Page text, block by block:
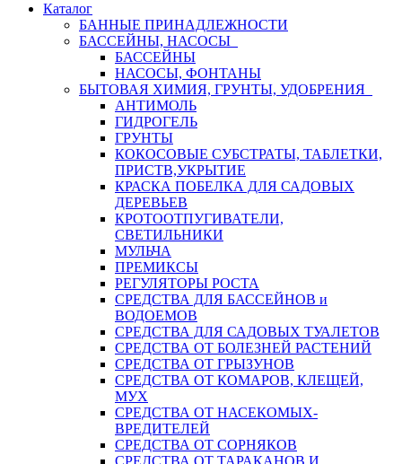
Каталог
БАННЫЕ ПРИНАДЛЕЖНОСТИ
БАССЕЙНЫ, НАСОСЫ
БАССЕЙНЫ
НАСОСЫ, ФОНТАНЫ
БЫТОВАЯ ХИМИЯ, ГРУНТЫ, УДОБРЕНИЯ
АНТИМОЛЬ
ГИДРОГЕЛЬ
ГРУНТЫ
КОКОСОВЫЕ СУБСТРАТЫ, ТАБЛЕТКИ,
ПРИСТВ,УКРЫТИЕ
КРАСКА ПОБЕЛКА ДЛЯ САДОВЫХ
ДЕРЕВЬЕВ
КРОТООТПУГИВАТЕЛИ,
СВЕТИЛЬНИКИ
МУЛЬЧА
ПРЕМИКСЫ
РЕГУЛЯТОРЫ РОСТА
СРЕДСТВА ДЛЯ БАССЕЙНОВ и
ВОДОЕМОВ
СРЕДСТВА ДЛЯ САДОВЫХ ТУАЛЕТОВ
СРЕДСТВА ОТ БОЛЕЗНЕЙ РАСТЕНИЙ
СРЕДСТВА ОТ ГРЫЗУНОВ
СРЕДСТВА ОТ КОМАРОВ, КЛЕЩЕЙ,
МУХ
СРЕДСТВА ОТ НАСЕКОМЫХ-
ВРЕДИТЕЛЕЙ
СРЕДСТВА ОТ СОРНЯКОВ
СРЕДСТВА ОТ ТАРАКАНОВ И